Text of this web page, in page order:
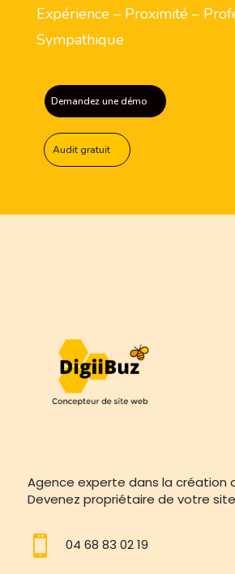
Expérience – Proximité –
Sympathique
Demandez une démo
Audit gratuit
Agence experte dans la création
Devenez propriétaire de votre site
 04 68 83 02 19